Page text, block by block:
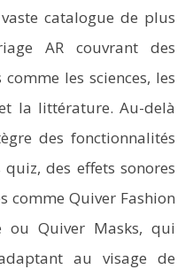
catalogue de plus
AR couvrant des
les sciences, les
la littérature. Au-delà
des fonctionnalités
des effets sonores
comme Quiver Fashion
Quiver Masks, qui
au visage de